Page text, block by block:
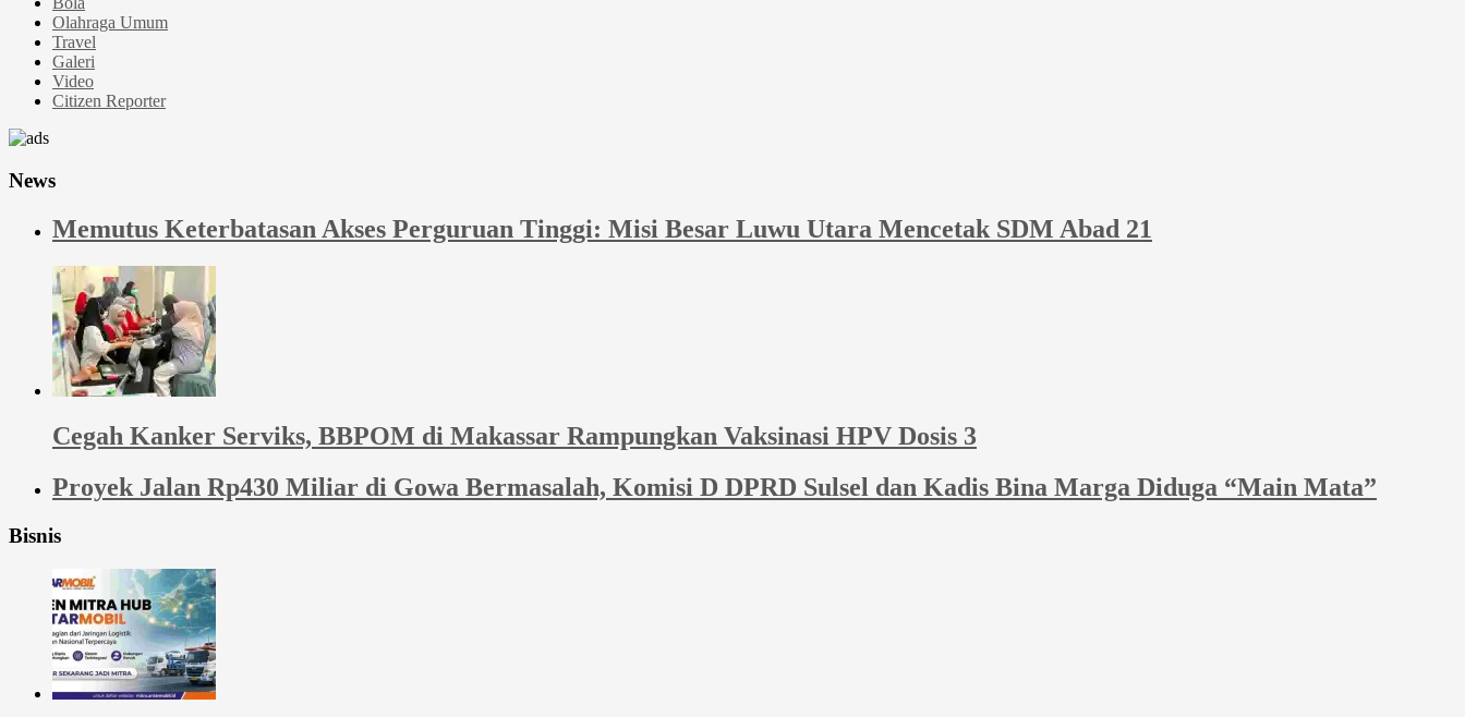
Olahraga Umum
Travel
Galeri
Video
Citizen Reporter
News
Memutus Keterbatasan Akses Perguruan Tinggi: Misi Besar Luwu Utara Mencetak SDM Abad 21
Cegah Kanker Serviks, BBPOM di Makassar Rampungkan Vaksinasi HPV Dosis 3
Proyek Jalan Rp430 Miliar di Gowa Bermasalah, Komisi D DPRD Sulsel dan Kadis Bina Marga Diduga “Main Mata”
Bisnis